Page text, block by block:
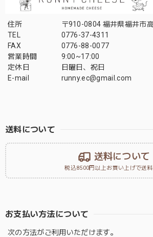
住所
〒910-0804 福井県福井市
TEL
0776-37-4311
FAX
0776-88-0077
営業時間
9:00~17:00
定休日
日曜日、祝日
E-mail
runny.ec@gmail.com
送料について
送料について
税込8500円以上お買い上げで送
お支払い方法について
次の方法がご利用いただけます。